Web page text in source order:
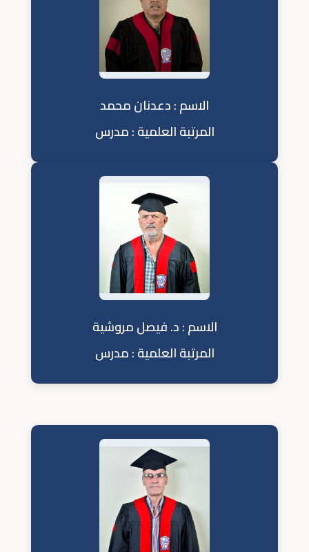
الاسم : دعدنان محمد
المرتبة العلمية : مدرس
الاسم : د. فيصل مروشية
المرتبة العلمية : مدرس